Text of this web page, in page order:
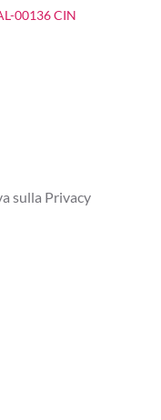
00136 CIN
sulla Privacy